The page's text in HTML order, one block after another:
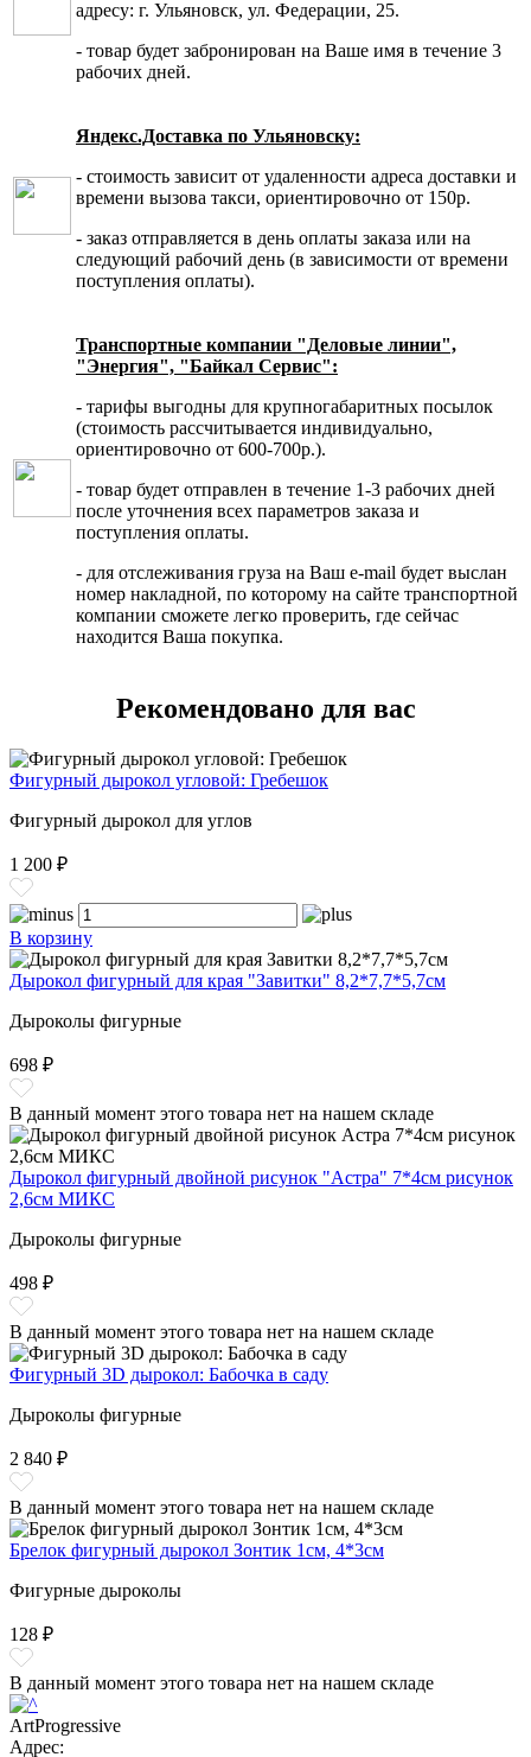
адресу: г. Ульяновск, ул. Федерации, 25.
- товар будет забронирован на Ваше имя в течение 3
рабочих дней.
Яндекс.Доставка по Ульяновску:
- стоимость зависит от удаленности адреса доставки и
времени вызова такси, ориентировочно от 150р.
- заказ отправляется в день оплаты заказа или на
следующий рабочий день (в зависимости от времени
поступления оплаты).
Транспортные компании "Деловые линии",
"Энергия", "Байкал Сервис":
- тарифы выгодны для крупногабаритных посылок
(стоимость рассчитывается индивидуально,
ориентировочно от 600-700р.).
- товар будет отправлен в течение 1-3 рабочих дней
после уточнения всех параметров заказа и
поступления оплаты.
- для отслеживания груза на Ваш e-mail будет выслан
номер накладной, по которому на сайте транспортной
компании сможете легко проверить, где сейчас
находится Ваша покупка.
Рекомендовано для вас
Фигурный дырокол угловой: Гребешок
Фигурный дырокол для углов
1 200 ₽
В корзину
Дырокол фигурный для края "Завитки" 8,2*7,7*5,7см
Дыроколы фигурные
698 ₽
В данный момент этого товара нет на нашем складе
Дырокол фигурный двойной рисунок "Астра" 7*4см рисунок
2,6см МИКС
Дыроколы фигурные
498 ₽
В данный момент этого товара нет на нашем складе
Фигурный 3D дырокол: Бабочка в саду
Дыроколы фигурные
2 840 ₽
В данный момент этого товара нет на нашем складе
Брелок фигурный дырокол Зонтик 1см, 4*3см
Фигурные дыроколы
128 ₽
В данный момент этого товара нет на нашем складе
ArtProgressive
Адрес: